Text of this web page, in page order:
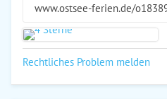
www.ostsee-ferien.de/
Rechtliches Problem melden